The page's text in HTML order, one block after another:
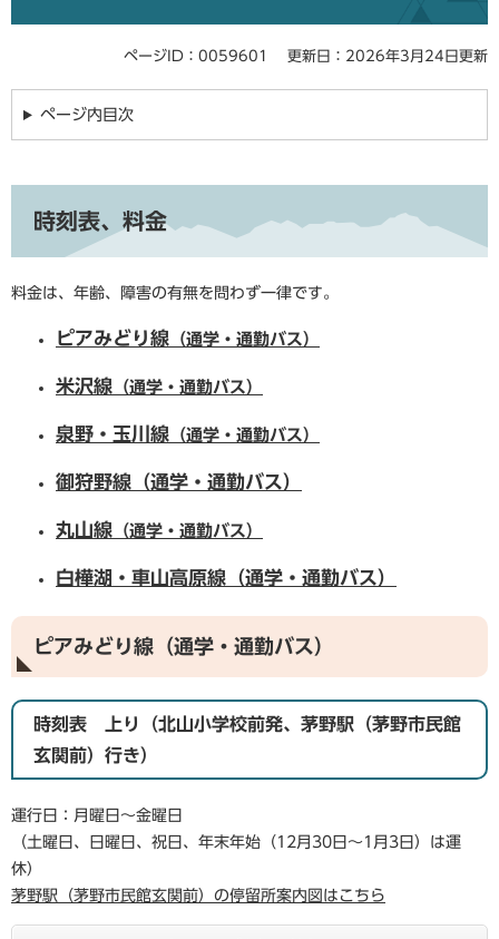
ページID：0059601 更新日：2026年3月24日更新
ページ内目次
時刻表、料金
料金は、年齢、障害の有無を問わず一律です。
ピアみどり線 （通学・通勤バス）
米沢線 （通学・通勤バス）
泉野・玉川線 （通学・通勤バス）
御狩野線（通学・通勤バス）
丸山線 （通学・通勤バス）
白樺湖・車山高原線（通学・通勤バス）
ピアみどり線 （通学・通勤バス）
時刻表 上り（北山小学校前発、茅野駅（茅野市民館
玄関前）行き）
運行日：月曜日～金曜日
（土曜日、日曜日、祝日、年末年始（12月30日～1月3日）は運
休）
茅野駅（茅野市民館玄関前）の停留所案内図はこちら